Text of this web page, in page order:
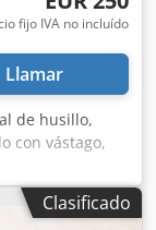
fijo IVA no incluído
Llamar
de husillo,
con vástago,
taladrado,
-Cantidad:
SK40 -
Clasificado